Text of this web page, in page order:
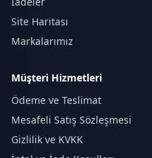
Site Haritası
Markalarımız
Müşteri Hizmetleri
Ödeme ve Teslimat
Mesafeli Satış Sözleşmesi
Gizlilik ve KVKK